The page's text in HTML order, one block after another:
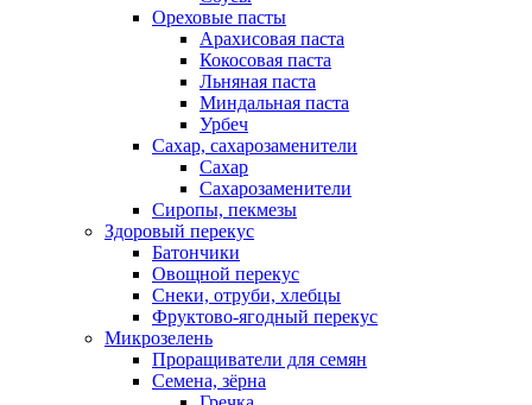
Ореховые пасты
Арахисовая паста
Кокосовая паста
Льняная паста
Миндальная паста
Урбеч
Сахар, сахарозаменители
Сахар
Сахарозаменители
Сиропы, пекмезы
Здоровый перекус
Батончики
Овощной перекус
Снеки, отруби, хлебцы
Фруктово-ягодный перекус
Микрозелень
Проращиватели для семян
Семена, зёрна